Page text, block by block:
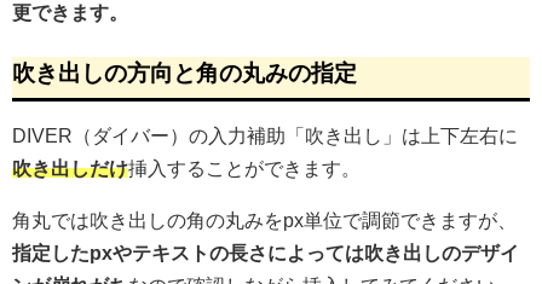
更できます。
吹き出しの方向と角の丸みの指定
DIVER（ダイバー）の入力補助「吹き出し」は上下左右に
吹き出しだけ挿入することができます。
角丸では吹き出しの角の丸みをpx単位で調節できますが、
指定したpxやテキストの長さによっては吹き出しのデザイ